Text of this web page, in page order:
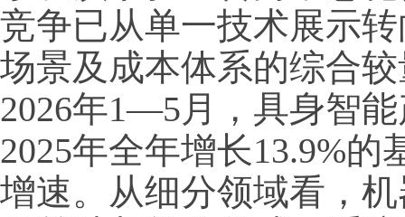
竞争已从单一技术展示
场景及成本体系的综合
2026年1—5月，具身智
2025年全年增长13.9%的
增速。从细分领域看，